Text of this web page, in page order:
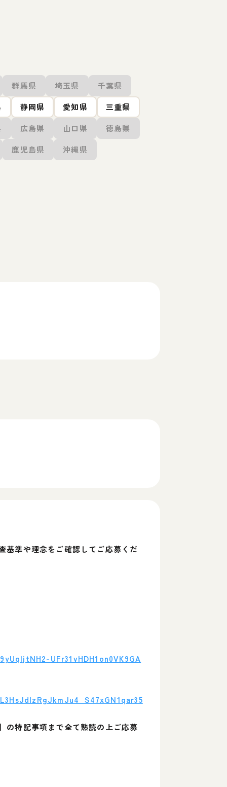
群馬県 埼玉県
千葉県
静岡県 愛知県
三重県
広島県 山口県
徳島県
鹿児島県
沖縄県
基準や理念をご確認してご応募くだ
UFr31vHDH1on0VK9GA
の特記事項まで全て熟読の上ご応募